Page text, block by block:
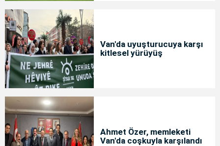
Van'da uyuşturucuya karşı
kitlesel yürüyüş
Ahmet Özer, memleketi
Van'da coşkuyla karşılandı